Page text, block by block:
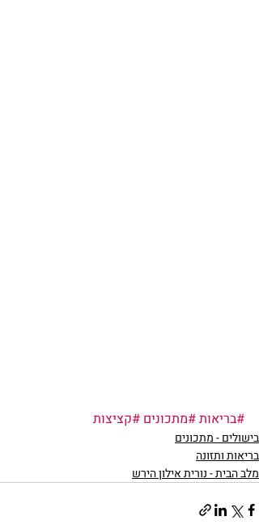
#בריאות#מתכונים #קציצות
בישולים - מתכונים
בריאות ותזונה
מלב הבית - נורית אילון הירש